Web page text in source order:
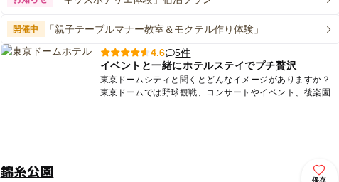
開催中 「親子テーブルマナー教室＆モクテル作り体験」
4.6
5件
イベントと一緒にホテルステイでプチ贅沢
東京ドームシティと聞くとどんなイメージがありますか？
東京ドームでは野球観戦、コンサートやイベント、後楽園ホ
錦糸公園
保存